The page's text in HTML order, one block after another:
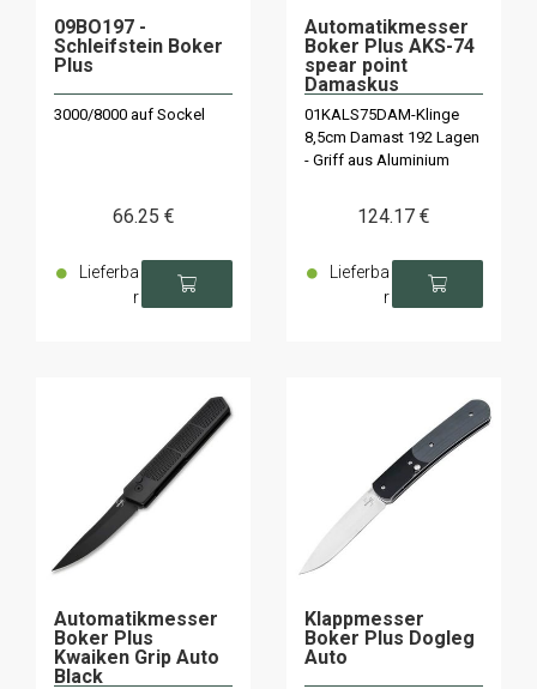
09BO197 -
Schleifstein Boker
Plus
3000/8000 auf Sockel
66.25 €
Lieferba
r
Automatikmesser
Boker Plus AKS-74
spear point
Damaskus
01KALS75DAM-Klinge
8,5cm Damast 192 Lagen
- Griff aus Aluminium
124.17 €
Lieferba
r
Automatikmesser
Boker Plus
Kwaiken Grip Auto
Black
Klappmesser
Boker Plus Dogleg
Auto